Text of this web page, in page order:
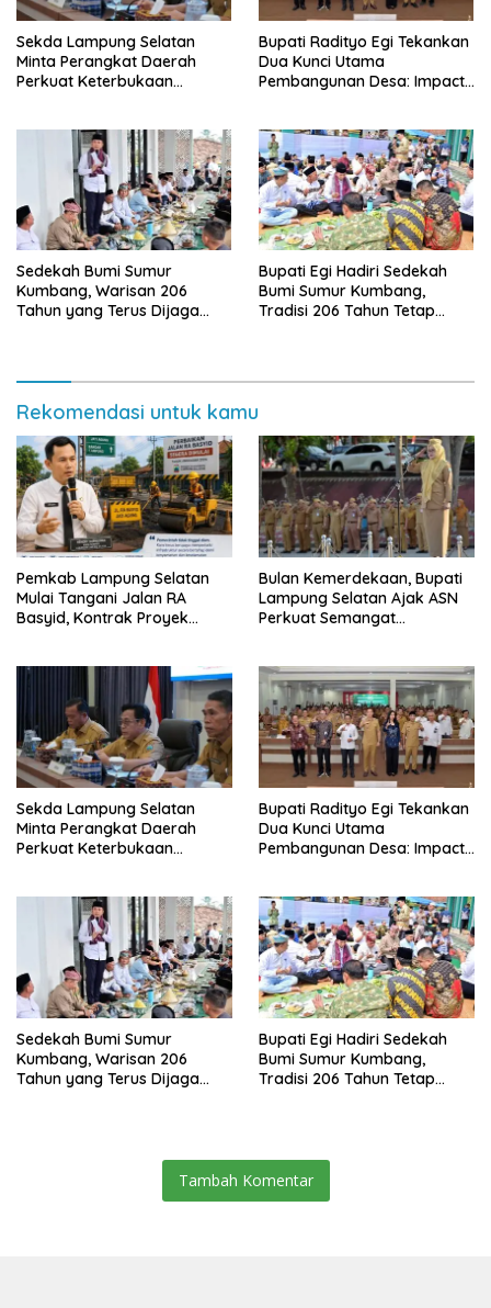
Sekda Lampung Selatan
Minta Perangkat Daerah
Perkuat Keterbukaan
Bupati Radityo Egi Tekankan
Dua Kunci Utama
Pembangunan Desa: Impact
Sedekah Bumi Sumur
Kumbang, Warisan 206
Tahun yang Terus Dijaga
Bupati Egi Hadiri Sedekah
Bumi Sumur Kumbang,
Tradisi 206 Tahun Tetap
Rekomendasi untuk kamu
Pemkab Lampung Selatan
Mulai Tangani Jalan RA
Basyid, Kontrak Proyek
Bulan Kemerdekaan, Bupati
Lampung Selatan Ajak ASN
Perkuat Semangat
Sekda Lampung Selatan
Minta Perangkat Daerah
Perkuat Keterbukaan
Bupati Radityo Egi Tekankan
Dua Kunci Utama
Pembangunan Desa: Impact
Sedekah Bumi Sumur
Kumbang, Warisan 206
Tahun yang Terus Dijaga
Bupati Egi Hadiri Sedekah
Bumi Sumur Kumbang,
Tradisi 206 Tahun Tetap
Tambah Komentar